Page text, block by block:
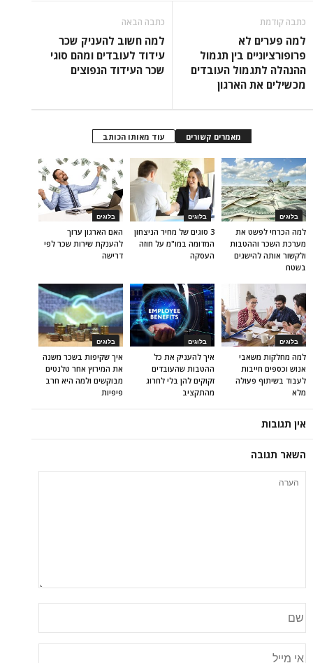
כתבה קודמת
למה פערים לא
פרופורציוניים בין תגמול
ההנהלה לתגמול העובדים
מכשילים את הארגון
כתבה הבאה
למה חשוב להעניק שכר
עידוד לעובדים ומהם סוגי
שכר העידוד הנפוצים
מאמרים קשורים עוד מאותו הכותב
בלוגים
האם הארגון ערוך
להענקת שירות שכר לפי
דרישה
בלוגים
3 סוגים של מחיר הניצחון
המדומה במו"מ על חוזה
העסקה
בלוגים
למה הכרחי לפשט את
מערכת השכר וההטבות
ולקשור אותה להישגים
בשטח
בלוגים
איך שקיפות בשכר משנה
את המירוץ אחר טלנטים
מבוקשים ולמה היא חרב
פיפיות
בלוגים
איך להעניק את כל
ההטבות שהעובדים
זקוקים להן בלי לחרוג
מהתקציב
בלוגים
למה מחלקות משאבי
אנוש וכספים חייבות
לעבוד בשיתוף פעולה
מלא
אין תגובות
השאר תגובה